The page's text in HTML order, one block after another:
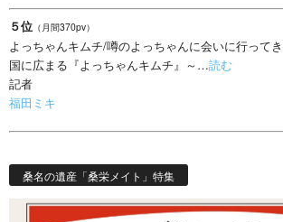
５位 （月間370pv）
よっちゃんキムチ/噂のよっちゃんに会いに行って
国に広まる『よっちゃんキムチ』～…読む
記者
福田ミキ
桑名の遺産「桑栄メイト」特集